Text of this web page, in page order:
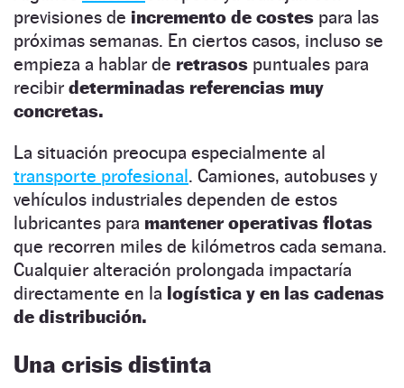
previsiones de incremento de costes para las
próximas semanas. En ciertos casos, incluso se
empieza a hablar de retrasos puntuales para
recibir determinadas referencias muy
concretas.
La situación preocupa especialmente al
transporte profesional. Camiones, autobuses y
vehículos industriales dependen de estos
lubricantes para mantener operativas flotas
que recorren miles de kilómetros cada semana.
Cualquier alteración prolongada impactaría
directamente en la logística y en las cadenas
de distribución.
Una crisis distinta